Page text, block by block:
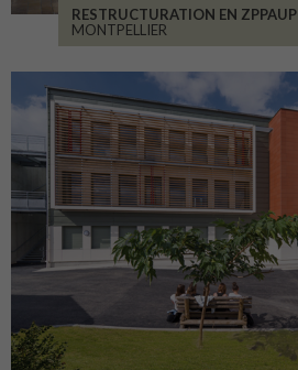
RESTRUCTURATION EN ZPPAUP
MONTPELLIER